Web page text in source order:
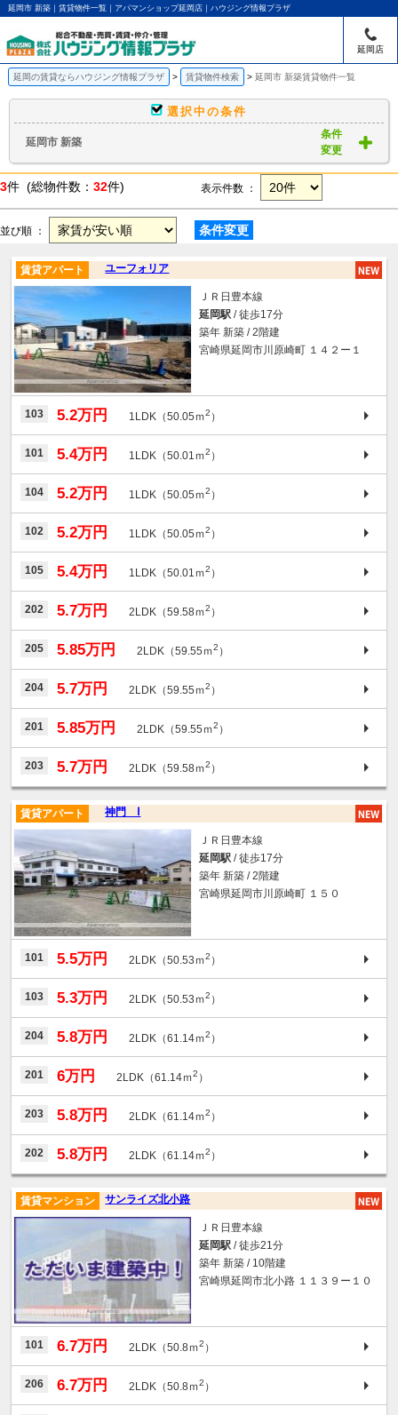
延岡市 新築｜賃貸物件一覧｜アパマンショップ延岡店｜ハウジング情報プラザ
延岡店
延岡の賃貸ならハウジング情報プラザ 賃貸物件検索 延岡市 新築賃貸物件一覧
選択中の条件
延岡市 新築
条件
変更
3件 (総物件数： 32件) 表示件数 ：
並び順 ： 条件変更
ユーフォリア
賃貸アパート
ＪＲ日豊本線
延岡駅 / 徒歩17分
築年 新築 / 2階建
宮崎県延岡市川原崎町 １４２ー１
103 5.2万円 1LDK（50.05ｍ2 ）
101 5.4万円 1LDK（50.01ｍ2 ）
104 5.2万円 1LDK（50.05ｍ2 ）
102 5.2万円 1LDK（50.05ｍ2 ）
105 5.4万円 1LDK（50.01ｍ2 ）
202 5.7万円 2LDK（59.58ｍ2 ）
205 5.85万円 2LDK（59.55ｍ2 ）
204 5.7万円 2LDK（59.55ｍ2 ）
201 5.85万円 2LDK（59.55ｍ2 ）
203 5.7万円 2LDK（59.58ｍ2 ）
神門 Ⅰ
賃貸アパート
ＪＲ日豊本線
延岡駅 / 徒歩17分
築年 新築 / 2階建
宮崎県延岡市川原崎町 １５０
101 5.5万円 2LDK（50.53ｍ2 ）
103 5.3万円 2LDK（50.53ｍ2 ）
204 5.8万円 2LDK（61.14ｍ2 ）
201 6万円 2LDK（61.14ｍ2 ）
203 5.8万円 2LDK（61.14ｍ2 ）
202 5.8万円 2LDK（61.14ｍ2 ）
サンライズ北小路
賃貸マンション
ＪＲ日豊本線
延岡駅 / 徒歩21分
築年 新築 / 10階建
宮崎県延岡市北小路 １１３９ー１０
101 6.7万円 2LDK（50.8ｍ2 ）
206 6.7万円 2LDK（50.8ｍ2 ）